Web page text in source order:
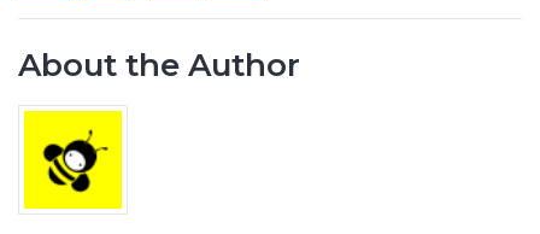
About the Author